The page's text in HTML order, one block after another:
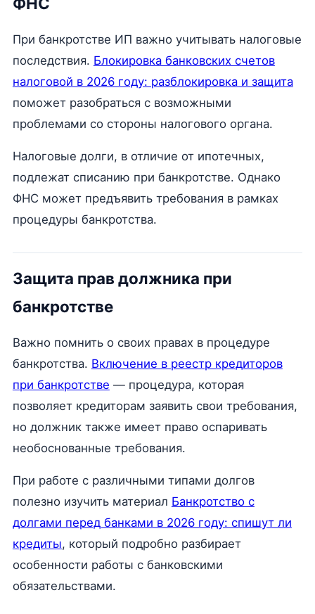
При банкротстве ИП важно учитывать налоговые
последствия. Блокировка банковских счетов
налоговой в 2026 году: разблокировка и защита
поможет разобраться с возможными
проблемами со стороны налогового органа.
Налоговые долги, в отличие от ипотечных,
подлежат списанию при банкротстве. Однако
ФНС может предъявить требования в рамках
процедуры банкротства.
Защита прав должника при
банкротстве
Важно помнить о своих правах в процедуре
банкротства. Включение в реестр кредиторов
при банкротстве — процедура, которая
позволяет кредиторам заявить свои требования,
но должник также имеет право оспаривать
необоснованные требования.
При работе с различными типами долгов
полезно изучить материал Банкротство с
долгами перед банками в 2026 году: спишут ли
кредиты, который подробно разбирает
особенности работы с банковскими
обязательствами.